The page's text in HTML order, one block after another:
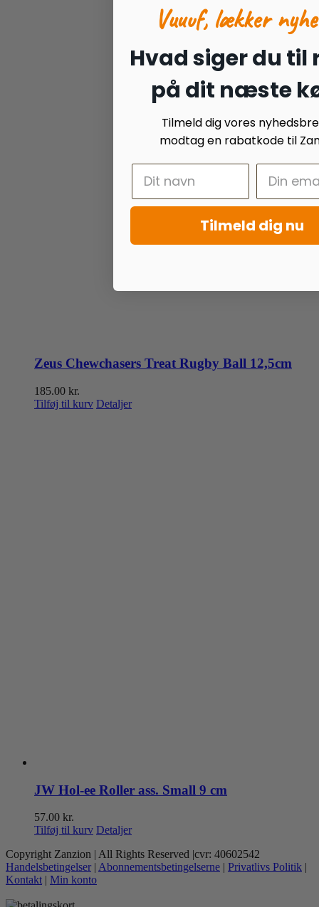
Zeus Chewchasers Treat Rugby Ball 12,5cm
185.00 kr.
Tilføj til kurv Detaljer
JW Hol-ee Roller ass. Small 9 cm
57.00 kr.
Tilføj til kurv Detaljer
Copyright Zanzion | All Rights Reserved |cvr: 40602542
Handelsbetingelser | Abonnementsbetingelserne | Privatlivs Politik |
Kontakt | Min konto
Vuuuf, lækker
Hvad siger du til
på dit næste
Tilmeld dig vores
modtag en rabatkode til
Tilmeld dig nu